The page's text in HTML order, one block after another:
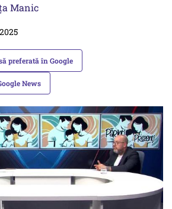
Manic
preferată în Google
News